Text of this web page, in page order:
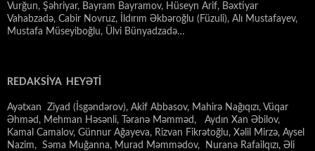
Vurğun, Şəhriyar, Bayram Bayramov, Hüseyn Arif, Bəxtiyar
Vahabzadə, Cabir Novruz, İldırım Əkbəroğlu (Füzuli), Alı Mustafayev,
Mustafa Müseyiboğlu, Ülvi Bünyadzadə…
REDAKSİYA HEYƏTİ
Ayətxan Ziyad (İsgəndərov), Akif Abbasov, Mahirə Nağıqızı, Vüqar
Əhməd, Mehman Həsənli, Təranə Məmməd, Aydın Xan Əbilov,
Kamal Camalov, Günnur Ağayeva, Rizvan Fikrətoğlu, Xəlil Mirzə, Aysel
Nazim, Səma Muğanna, Murad Məmmədov, Nuranə Rafailqızı, Əli